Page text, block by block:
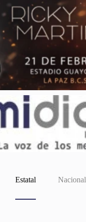
Estatal Nacional